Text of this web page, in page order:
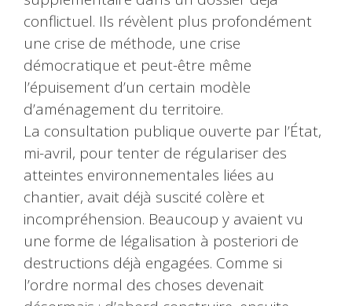
conflictuel. Ils révèlent plus profondément
une crise de méthode, une crise
démocratique et peut-être même
l’épuisement d’un certain modèle
d’aménagement du territoire.
La consultation publique ouverte par l’État,
mi-avril, pour tenter de régulariser des
atteintes environnementales liées au
chantier, avait déjà suscité colère et
incompréhension. Beaucoup y avaient vu
une forme de légalisation à posteriori de
destructions déjà engagées. Comme si
l’ordre normal des choses devenait